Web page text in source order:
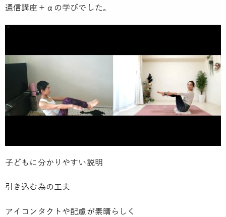
通信講座＋αの学びでした。
子どもに分かりやすい説明
引き込む為の工夫
アイコンタクトや配慮が素晴らしく